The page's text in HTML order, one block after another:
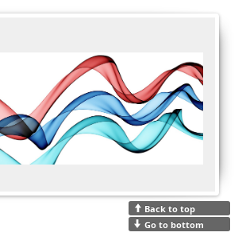
Back to top
Go to bottom